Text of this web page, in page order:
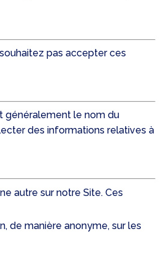
pas accepter ces
généralement le nom du
des informations relatives à
autre sur notre Site. Ces
de manière anonyme, sur les